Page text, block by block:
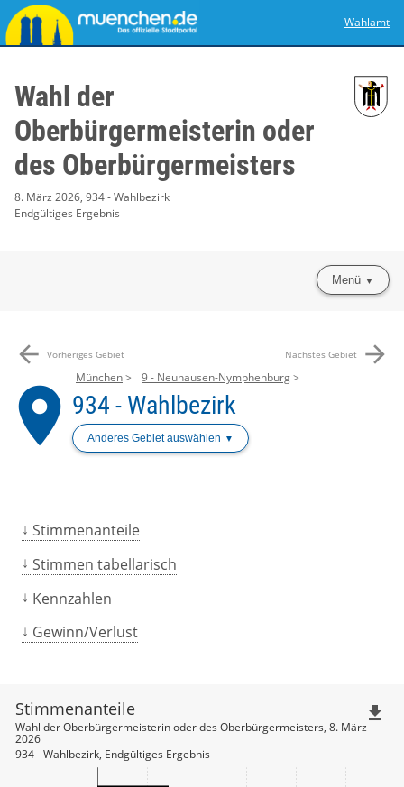
Wahlamt
Wahl der
Oberbürgermeisterin oder
des Oberbürgermeisters
8. März 2026, 934 - Wahlbezirk
Endgültiges Ergebnis
Menü
arrow_back Vorheriges Gebiet Nächstes Gebiet arrow_forward
place
München 9 - Neuhausen-Nymphenburg
934 - Wahlbezirk
Anderes Gebiet auswählen
Stimmenanteile
Stimmen tabellarisch
Kennzahlen
Gewinn/Verlust
Stimmenanteile
Wahl der Oberbürgermeisterin oder des Oberbürgermeisters, 8. März
2026
934 - Wahlbezirk, Endgültiges Ergebnis
file_download